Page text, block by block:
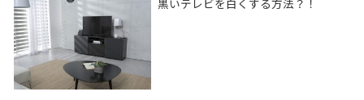
黒いテレビを白くする方法？！